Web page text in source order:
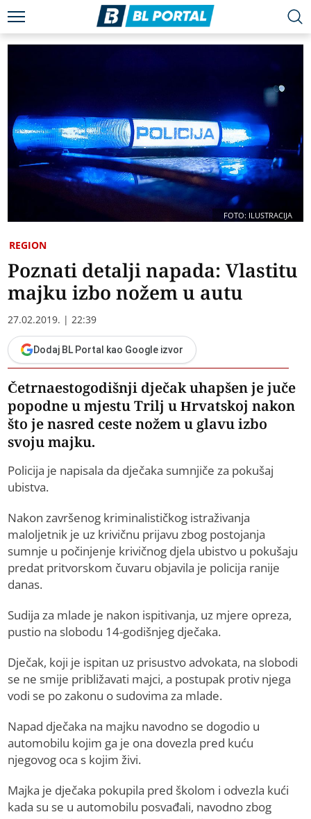
FOTO: ILUSTRACIJA
REGION
Poznati detalji napada: Vlastitu
majku izbo nožem u autu
27.02.2019. | 22:39
Dodaj BL Portal kao Google izvor
Četrnaestogodišnji dječak uhapšen je juče
popodne u mjestu Trilj u Hrvatskoj nakon
što je nasred ceste nožem u glavu izbo
svoju majku.
Policija je napisala da dječaka sumnjiče za pokušaj
ubistva.
Nakon završenog kriminalističkog istraživanja
maloljetnik je uz krivičnu prijavu zbog postojanja
sumnje u počinjenje krivičnog djela ubistvo u pokušaju
predat pritvorskom čuvaru objavila je policija ranije
danas.
Sudija za mlade je nakon ispitivanja, uz mjere opreza,
pustio na slobodu 14-godišnjeg dječaka.
Dječak, koji je ispitan uz prisustvo advokata, na slobodi
se ne smije približavati majci, a postupak protiv njega
vodi se po zakonu o sudovima za mlade.
Napad dječaka na majku navodno se dogodio u
automobilu kojim ga je ona dovezla pred kuću
njegovog oca s kojim živi.
Majka je dječaka pokupila pred školom i odvezla kući
kada su se u automobilu posvađali, navodno zbog